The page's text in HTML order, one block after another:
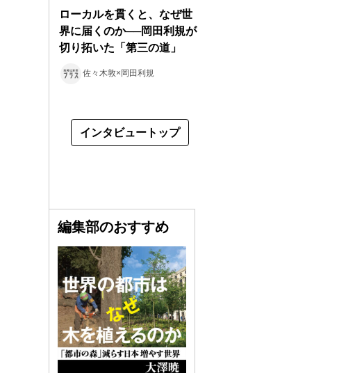
ローカルを貫くと、なぜ世
界に届くのか──岡田利規が
切り拓いた「第三の道」
佐々木敦×岡田利規
インタビュートップ
編集部のおすすめ